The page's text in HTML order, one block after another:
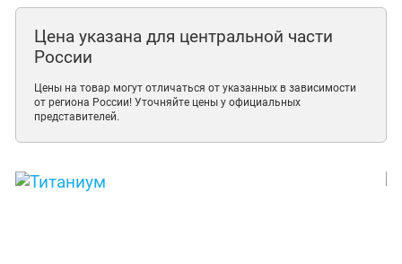
Цена указана для центральной части
России
Цены на товар могут отличаться от указанных в зависимости
от региона России! Уточняйте цены у официальных
представителей.